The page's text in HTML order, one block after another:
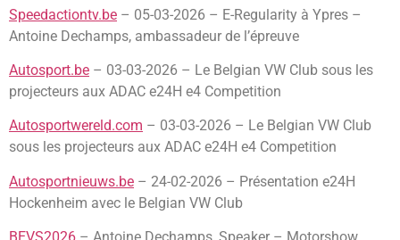
Speedactiontv.be – 05-03-2026 – E-Regularity à Ypres –
Antoine Dechamps, ambassadeur de l’épreuve
Autosport.be – 03-03-2026 – Le Belgian VW Club sous les
projecteurs aux ADAC e24H e4 Competition
Autosportwereld.com – 03-03-2026 – Le Belgian VW Club
sous les projecteurs aux ADAC e24H e4 Competition
Autosportnieuws.be – 24-02-2026 – Présentation e24H
Hockenheim avec le Belgian VW Club